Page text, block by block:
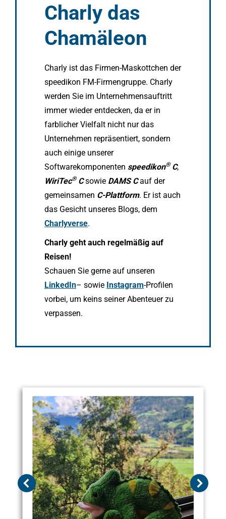
Charly das
Chamäleon
Charly ist das Firmen-Maskottchen der
speedikon FM-Firmengruppe. Charly
werden Sie im Unternehmensauftritt
immer wieder entdecken, da er in
farblicher Vielfalt nicht nur das
Unternehmen repräsentiert, sondern
auch einige unserer
Softwarekomponenten speedikon®C,
WiriTec®Csowie DAMS Cauf der
gemeinsamen C-Plattform. Er ist auch
das Gesicht unseres Blogs, dem
Charlyverse.
Charly geht auch regelmäßig auf
Reisen!
Schauen Sie gerne auf unseren
LinkedIn– sowie Instagram-Profilen
vorbei, um keins seiner Abenteuer zu
verpassen.